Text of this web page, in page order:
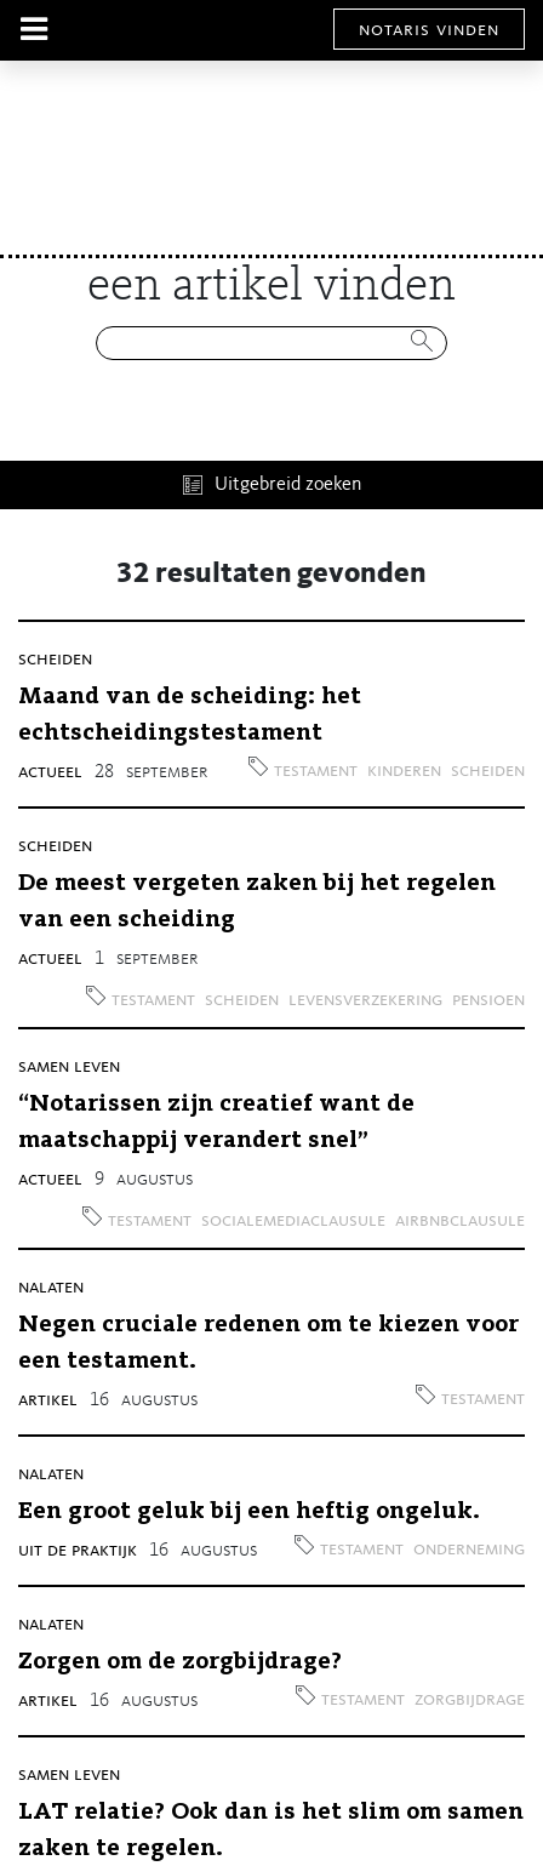
notaris vinden
een artikel vinden
Uitgebreid zoeken
32 resultaten gevonden
scheiden
Maand van de scheiding: het
echtscheidingstestament
actueel 28 september testament kinderen scheiden
scheiden
De meest vergeten zaken bij het regelen
van een scheiding
actueel 1 september
testament scheiden levensverzekering pensioen
samen leven
“Notarissen zijn creatief want de
maatschappij verandert snel”
actueel 9 augustus
testament socialemediaclausule airbnbclausule
nalaten
Negen cruciale redenen om te kiezen voor
een testament.
artikel 16 augustus testament
nalaten
Een groot geluk bij een heftig ongeluk.
uit de praktijk 16 augustus testament onderneming
nalaten
Zorgen om de zorgbijdrage?
artikel 16 augustus testament zorgbijdrage
samen leven
LAT relatie? Ook dan is het slim om samen
zaken te regelen.